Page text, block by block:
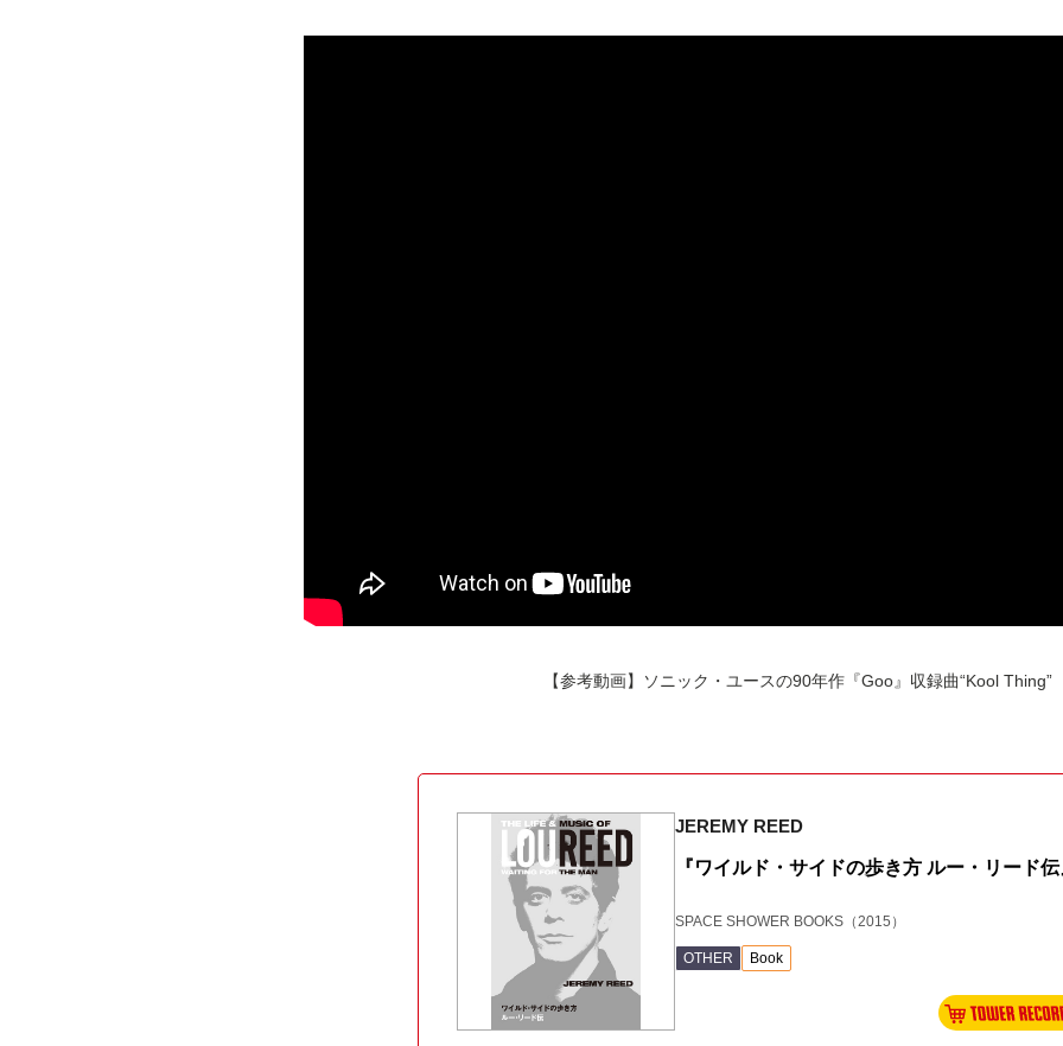
【参考動画】ソニック・ユースの90年作『Goo』収録曲“Kool Thing”
JEREMY REED
『ワイルド・サイドの歩き方 ルー・リード
SPACE SHOWER BOOKS （2015）
OTHER Book